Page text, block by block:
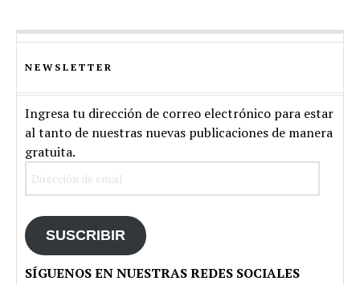
NEWSLETTER
Ingresa tu dirección de correo electrónico para estar
al tanto de nuestras nuevas publicaciones de manera
gratuita.
SUSCRIBIR
SÍGUENOS EN NUESTRAS REDES SOCIALES